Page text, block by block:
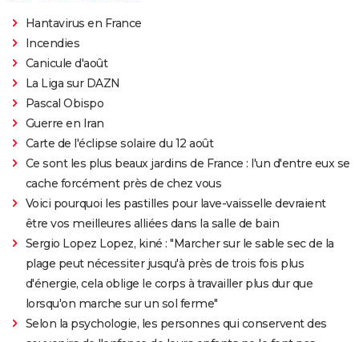
Hantavirus en France
Incendies
Canicule d'août
La Liga sur DAZN
Pascal Obispo
Guerre en Iran
Carte de l'éclipse solaire du 12 août
Ce sont les plus beaux jardins de France : l'un d'entre eux se
cache forcément près de chez vous
Voici pourquoi les pastilles pour lave-vaisselle devraient
être vos meilleures alliées dans la salle de bain
Sergio Lopez Lopez, kiné : "Marcher sur le sable sec de la
plage peut nécessiter jusqu'à près de trois fois plus
d'énergie, cela oblige le corps à travailler plus dur que
lorsqu'on marche sur un sol ferme"
Selon la psychologie, les personnes qui conservent des